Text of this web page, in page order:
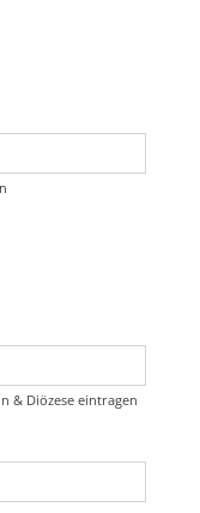
& Diözese eintragen